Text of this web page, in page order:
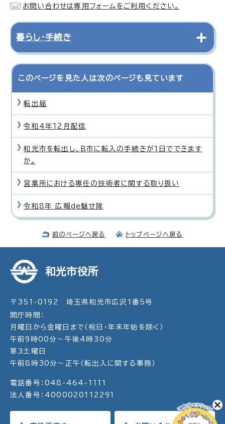
お問い合わせは専用フォームをご利用ください。
暮らし・手続き
このページを見た人は次のページも見ています
転出届
令和4年12月配信
和光市を転出し、B市に転入の手続きが1日でできます
か。
営業所における専任の技術者に関する取り扱い
令和8年 広報de魅せ隊
前のページへ戻る トップページへ戻る
和光市役所
〒351-0192 埼玉県和光市広沢1番5号
開庁時間：
月曜日から金曜日まで（祝日・年末年始を除く）
午前9時00分～午後4時30分
第3土曜日
午前8時30分～正午（転出入に関する事務）
電話番号：048-464-1111
法人番号：4000020112291